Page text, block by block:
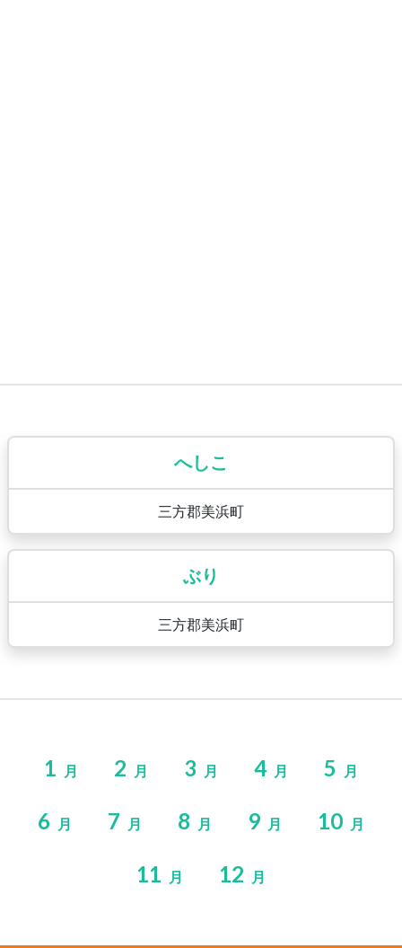
へしこ
三方郡美浜町
ぶり
三方郡美浜町
1 月 2 月 3 月 4 月 5 月
6 月 7 月 8 月 9 月 10 月
11 月 12 月